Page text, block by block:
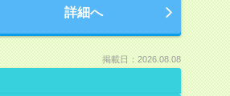
詳細へ
掲載日：2026.08.08